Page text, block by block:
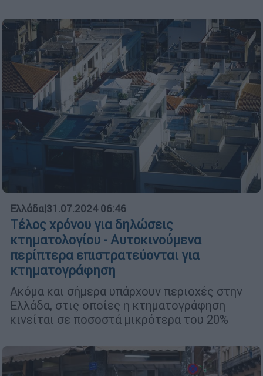
Ελλάδα|31.07.2024 06:46
Τέλος χρόνου για δηλώσεις
κτηματολογίου - Αυτοκινούμενα
περίπτερα επιστρατεύονται για
κτηματογράφηση
Ακόμα και σήμερα υπάρχουν περιοχές στην
Ελλάδα, στις οποίες η κτηματογράφηση
κινείται σε ποσοστά μικρότερα του 20%